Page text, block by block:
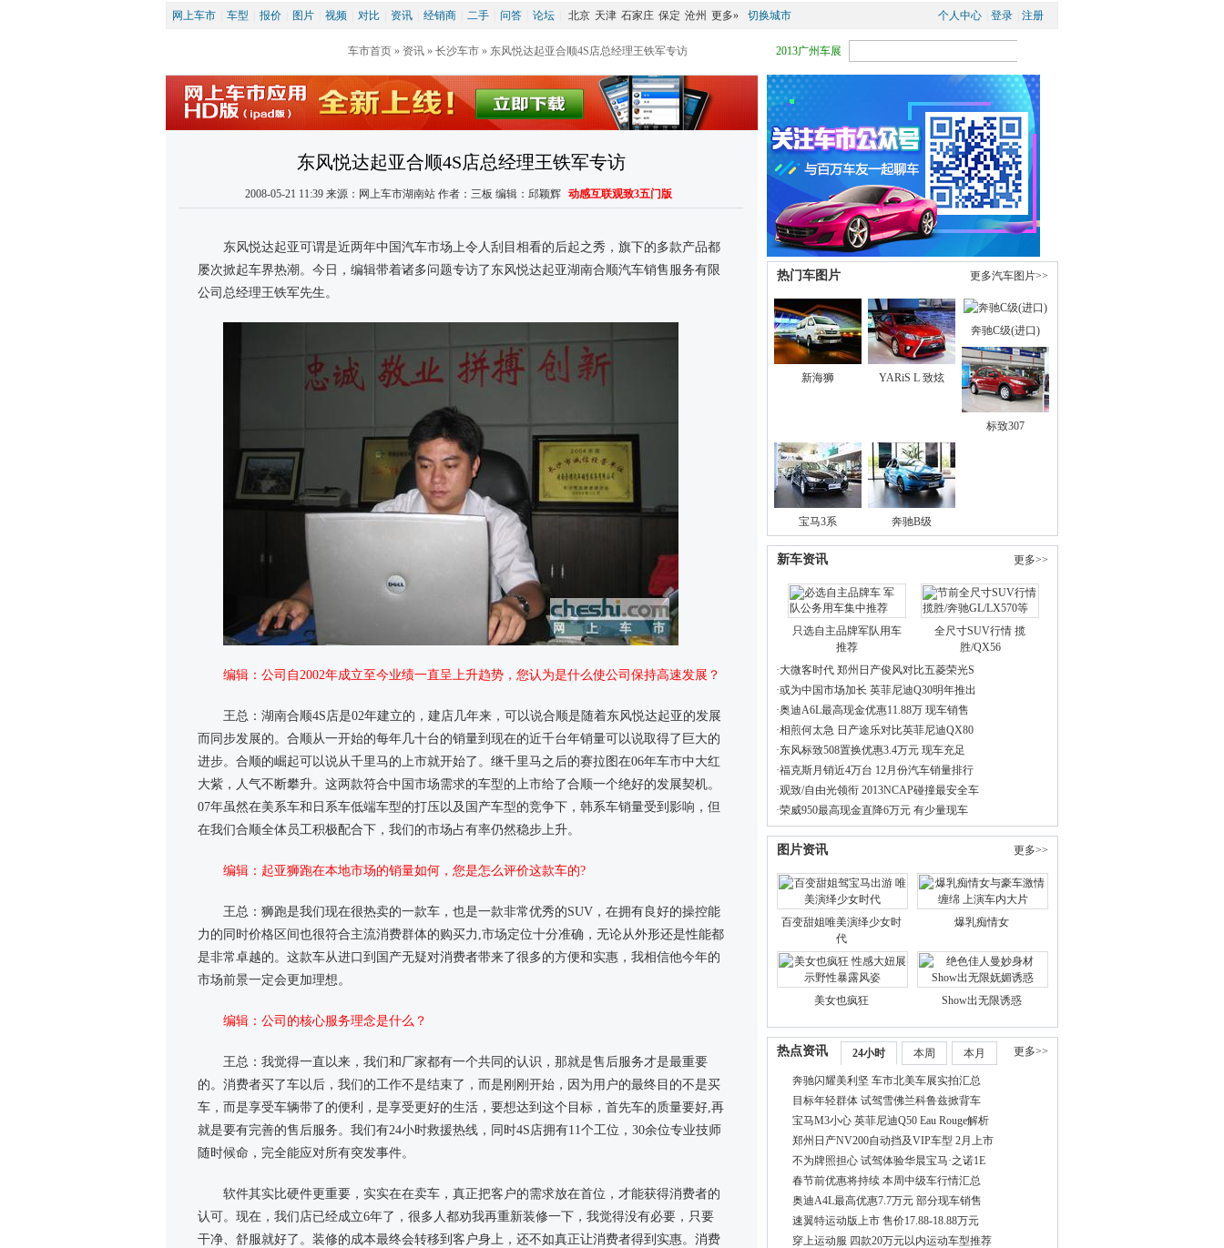
个人中心 登录 注册
网上车市 车型 报价 图片 视频 对比 资讯 经销商 二手 问答 论坛 北京 天津 石家庄 保定 沧州 更多» 切换城市
2013广州车展
车市首页 » 资讯 » 长沙车市 » 东风悦达起亚合顺4S店总经理王铁军专访
东风悦达起亚合顺4S店总经理王铁军专访
2008-05-21 11:39 来源：网上车市湖南站 作者：三板 编辑：邱颖辉 动感互联观致3五门版
东风悦达起亚可谓是近两年中国汽车市场上令人刮目相看的后起之秀，旗下的多款产品都
屡次掀起车界热潮。今日，编辑带着诸多问题专访了东风悦达起亚湖南合顺汽车销售服务有限
公司总经理王铁军先生。
编辑：公司自2002年成立至今业绩一直呈上升趋势，您认为是什么使公司保持高速发展？
王总：湖南合顺4S店是02年建立的，建店几年来，可以说合顺是随着东风悦达起亚的发展
而同步发展的。合顺从一开始的每年几十台的销量到现在的近千台年销量可以说取得了巨大的
进步。合顺的崛起可以说从千里马的上市就开始了。继千里马之后的赛拉图在06年车市中大红
大紫，人气不断攀升。这两款符合中国市场需求的车型的上市给了合顺一个绝好的发展契机。
07年虽然在美系车和日系车低端车型的打压以及国产车型的竞争下，韩系车销量受到影响，但
在我们合顺全体员工积极配合下，我们的市场占有率仍然稳步上升。
编辑：起亚狮跑在本地市场的销量如何，您是怎么评价这款车的?
王总：狮跑是我们现在很热卖的一款车，也是一款非常优秀的SUV，在拥有良好的操控能
力的同时价格区间也很符合主流消费群体的购买力,市场定位十分准确，无论从外形还是性能都
是非常卓越的。这款车从进口到国产无疑对消费者带来了很多的方便和实惠，我相信他今年的
市场前景一定会更加理想。
编辑：公司的核心服务理念是什么？
王总：我觉得一直以来，我们和厂家都有一个共同的认识，那就是售后服务才是最重要
的。消费者买了车以后，我们的工作不是结束了，而是刚刚开始，因为用户的最终目的不是买
车，而是享受车辆带了的便利，是享受更好的生活，要想达到这个目标，首先车的质量要好,再
就是要有完善的售后服务。我们有24小时救援热线，同时4S店拥有11个工位，30余位专业技师
随时候命，完全能应对所有突发事件。
软件其实比硬件更重要，实实在在卖车，真正把客户的需求放在首位，才能获得消费者的
认可。现在，我们店已经成立6年了，很多人都劝我再重新装修一下，我觉得没有必要，只要
干净、舒服就好了。装修的成本最终会转移到客户身上，还不如真正让消费者得到实惠。消费
热门车图片 更多汽车图片>>
新海狮 YARiS L 致炫
奔驰C级(进口)
标致307
宝马3系 奔驰B级
新车资讯 更多>>
只选自主品牌军队用车
推荐
全尺寸SUV行情 揽
胜/QX56
·大微客时代 郑州日产俊风对比五菱荣光S
·或为中国市场加长 英菲尼迪Q30明年推出
·奥迪A6L最高现金优惠11.88万 现车销售
·相煎何太急 日产途乐对比英菲尼迪QX80
·东风标致508置换优惠3.4万元 现车充足
·福克斯月销近4万台 12月份汽车销量排行
·观致/自由光领衔 2013NCAP碰撞最安全车
·荣威950最高现金直降6万元 有少量现车
图片资讯 更多>>
百变甜姐唯美演绎少女时
代
爆乳痴情女
美女也疯狂 Show出无限诱惑
热点资讯 24小时 本周 本月 更多>>
奔驰闪耀美利坚 车市北美车展实拍汇总
目标年轻群体 试驾雪佛兰科鲁兹掀背车
宝马M3小心 英菲尼迪Q50 Eau Rouge解析
郑州日产NV200自动挡及VIP车型 2月上市
不为牌照担心 试驾体验华晨宝马·之诺1E
春节前优惠将持续 本周中级车行情汇总
奥迪A4L最高优惠7.7万元 部分现车销售
速翼特运动版上市 售价17.88-18.88万元
穿上运动服 四款20万元以内运动车型推荐